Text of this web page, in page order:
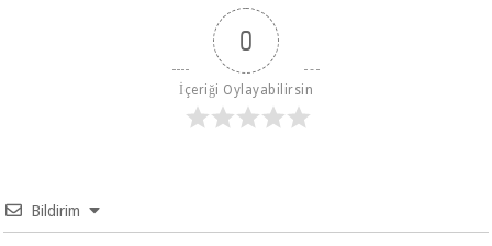
0
İçeriği Oylayabilirsin
Bildirim